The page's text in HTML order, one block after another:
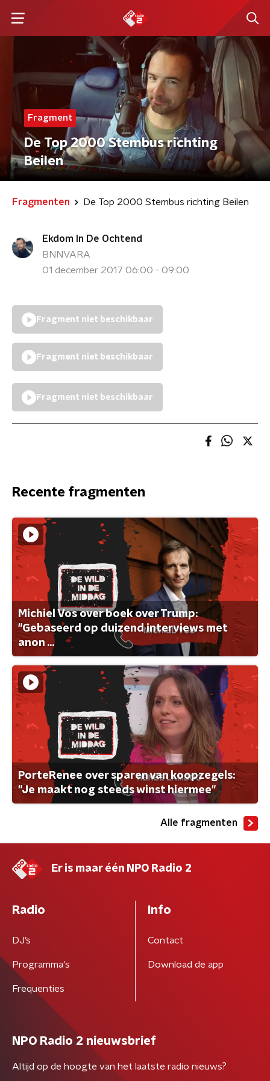
Fragment
De Top 2000 Stembus richting
Beilen
Fragmenten De Top 2000 Stembus richting Beilen
Ekdom In De Ochtend
BNNVARA
01 december 2017 06:00 - 09:00
Fragment niet beschikbaar
Fragment niet beschikbaar
Fragment niet beschikbaar
Recente fragmenten
Michiel Vos over boek over Trump:
"Gebaseerd op duizend interviews met
anon ...
PorteRenee over sparen van koopzegels:
"Je maakt nog steeds winst hiermee"
Alle fragmenten
Er is maar één NPO Radio 2
Radio
DJ’s
Programma's
Frequenties
Info
Contact
Download de app
NPO Radio 2 nieuwsbrief
Altijd op de hoogte van het laatste radio nieuws?